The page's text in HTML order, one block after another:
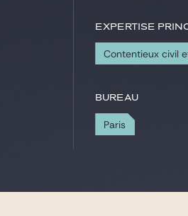
Expertise
Contentieux civil
Bureau
Paris